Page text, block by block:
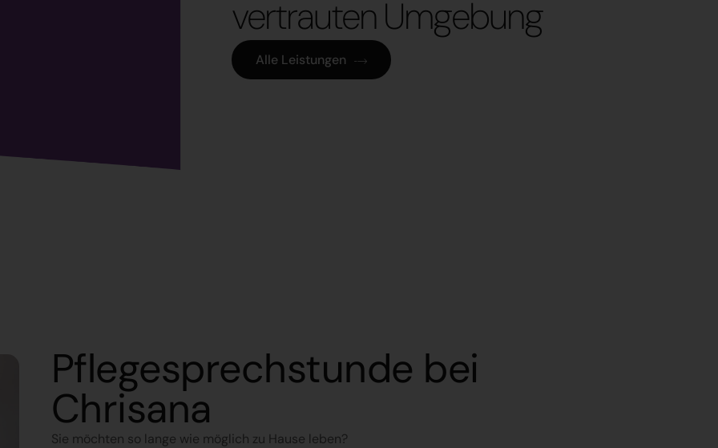
vertrauten Umgebung
Alle Leistungen
Pflegesprechstunde bei
Chrisana
Sie möchten so lange wie möglich zu Hause leben?